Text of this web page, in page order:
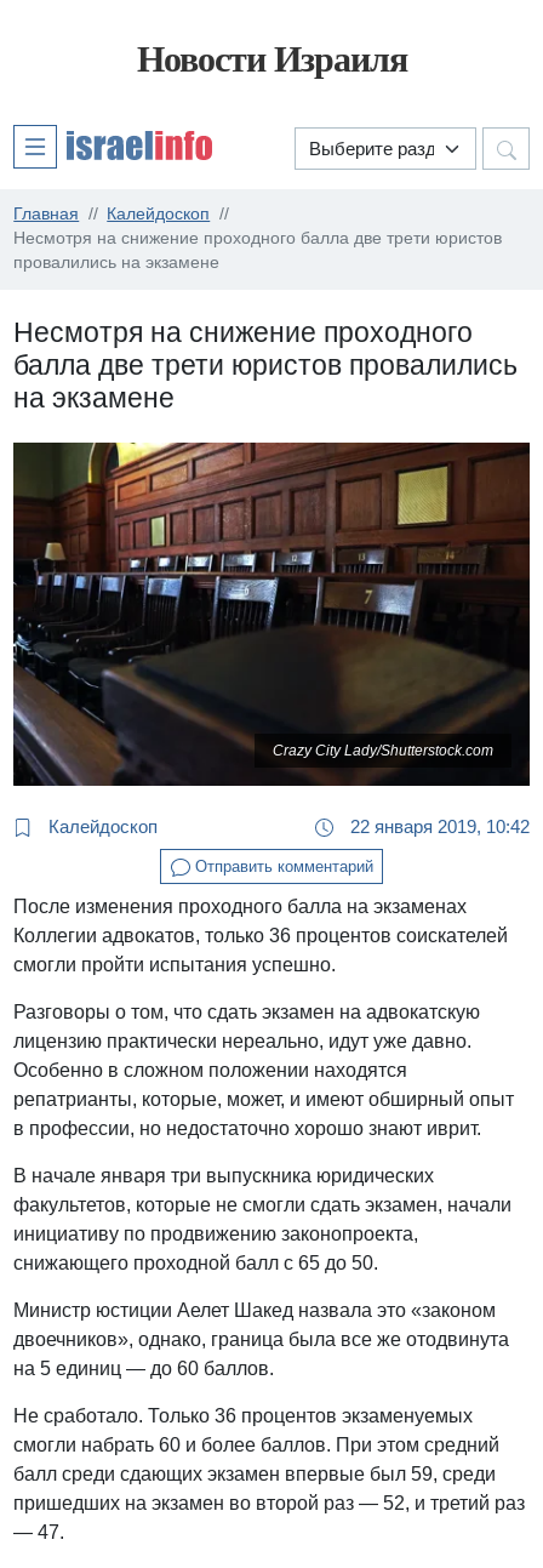
Новости Израиля
Главная
Калейдоскоп
Несмотря на снижение проходного балла две трети юристов
провалились на экзамене
Несмотря на снижение проходного
балла две трети юристов провалились
на экзамене
Crazy City Lady/Shutterstock.com
Калейдоскоп 22 января 2019, 10:42
Отправить комментарий
После изменения проходного балла на экзаменах
Коллегии адвокатов, только 36 процентов соискателей
смогли пройти испытания успешно.
Разговоры о том, что сдать экзамен на адвокатскую
лицензию практически нереально, идут уже давно.
Особенно в сложном положении находятся
репатрианты, которые, может, и имеют обширный опыт
в профессии, но недостаточно хорошо знают иврит.
В начале января три выпускника юридических
факультетов, которые не смогли сдать экзамен, начали
инициативу по продвижению законопроекта,
снижающего проходной балл с 65 до 50.
Министр юстиции Аелет Шакед назвала это «законом
двоечников», однако, граница была все же отодвинута
на 5 единиц — до 60 баллов.
Не сработало. Только 36 процентов экзаменуемых
смогли набрать 60 и более баллов. При этом средний
балл среди сдающих экзамен впервые был 59, среди
пришедших на экзамен во второй раз — 52, и третий раз
— 47.